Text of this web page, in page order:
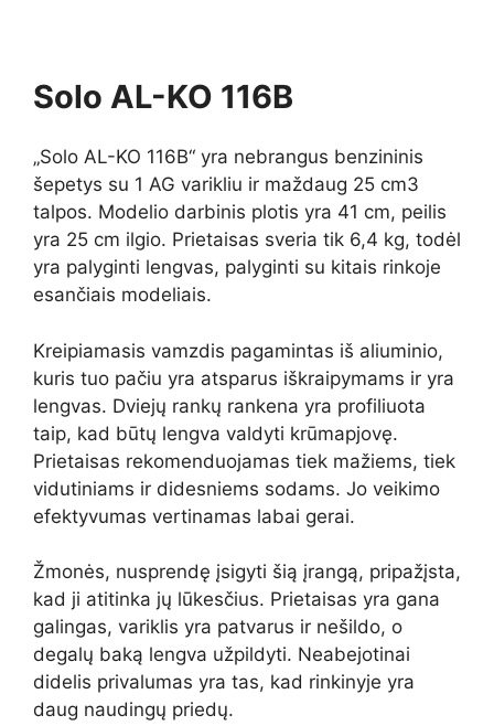
Solo AL-KO 116B
„Solo AL-KO 116B“ yra nebrangus benzininis
šepetys su 1 AG varikliu ir maždaug 25 cm3
talpos. Modelio darbinis plotis yra 41 cm, peilis
yra 25 cm ilgio. Prietaisas sveria tik 6,4 kg, todėl
yra palyginti lengvas, palyginti su kitais rinkoje
esančiais modeliais.
Kreipiamasis vamzdis pagamintas iš aliuminio,
kuris tuo pačiu yra atsparus iškraipymams ir yra
lengvas. Dviejų rankų rankena yra profiliuota
taip, kad būtų lengva valdyti krūmapjovę.
Prietaisas rekomenduojamas tiek mažiems, tiek
vidutiniams ir didesniems sodams. Jo veikimo
efektyvumas vertinamas labai gerai.
Žmonės, nusprendę įsigyti šią įrangą, pripažįsta,
kad ji atitinka jų lūkesčius. Prietaisas yra gana
galingas, variklis yra patvarus ir nešildo, o
degalų baką lengva užpildyti. Neabejotinai
didelis privalumas yra tas, kad rinkinyje yra
daug naudingų priedų.